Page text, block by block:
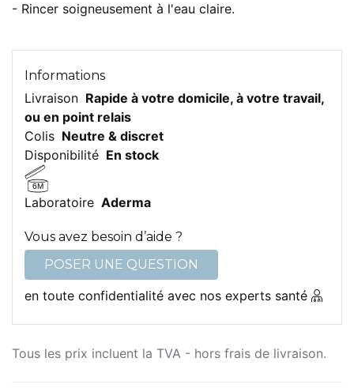
- Rincer soigneusement à l'eau claire.
Informations
Livraison Rapide à votre domicile, à votre travail,
ou en point relais
Colis Neutre & discret
Disponibilité En stock
6M
Laboratoire Aderma
Vous avez besoin d’aide ?
POSER UNE QUESTION
en toute confidentialité avec nos experts santé
Tous les prix incluent la TVA - hors frais de livraison.